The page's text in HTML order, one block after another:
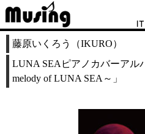
藤原いくろう（IKURO）
LUNA SEAピアノカバーアル
melody of LUNA SEA～」